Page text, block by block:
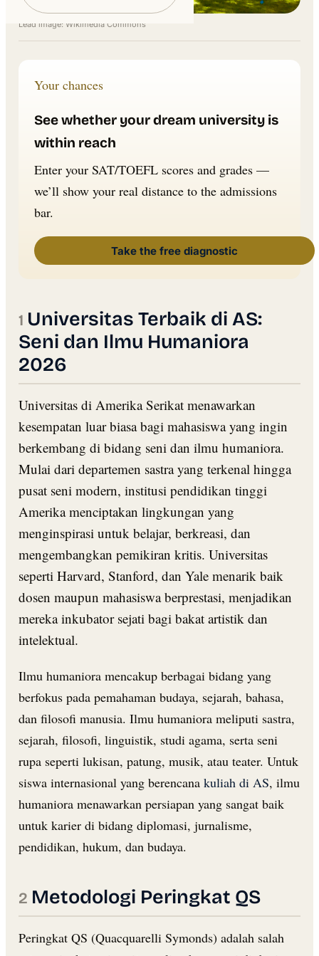
Lead image: Wikimedia Commons
Your chances
See whether your dream university is
within reach
Enter your SAT/TOEFL scores and grades —
we’ll show your real distance to the admissions
bar.
Take the free diagnostic
Universitas Terbaik di AS:
Seni dan Ilmu Humaniora
2026
Universitas di Amerika Serikat menawarkan
kesempatan luar biasa bagi mahasiswa yang ingin
berkembang di bidang seni dan ilmu humaniora.
Mulai dari departemen sastra yang terkenal hingga
pusat seni modern, institusi pendidikan tinggi
Amerika menciptakan lingkungan yang
menginspirasi untuk belajar, berkreasi, dan
mengembangkan pemikiran kritis. Universitas
seperti Harvard, Stanford, dan Yale menarik baik
dosen maupun mahasiswa berprestasi, menjadikan
mereka inkubator sejati bagi bakat artistik dan
intelektual.
Ilmu humaniora mencakup berbagai bidang yang
berfokus pada pemahaman budaya, sejarah, bahasa,
dan filosofi manusia. Ilmu humaniora meliputi sastra,
sejarah, filosofi, linguistik, studi agama, serta seni
rupa seperti lukisan, patung, musik, atau teater. Untuk
siswa internasional yang berencana kuliah di AS, ilmu
humaniora menawarkan persiapan yang sangat baik
untuk karier di bidang diplomasi, jurnalisme,
pendidikan, hukum, dan budaya.
Metodologi Peringkat QS
Peringkat QS (Quacquarelli Symonds) adalah salah